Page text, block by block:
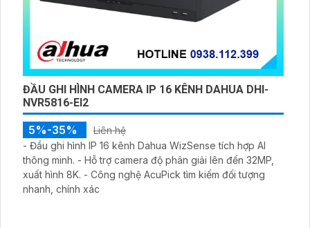
ĐẦU GHI HÌNH CAMERA IP 16 KÊNH DAHUA DHI-
NVR5816-EI2
5%-35%
Liên hệ
- Đầu ghi hình IP 16 kênh Dahua WizSense tích hợp AI
thông minh. - Hỗ trợ camera độ phân giải lên đến 32MP,
xuất hình 8K. - Công nghệ AcuPick tìm kiếm đối tượng
nhanh, chính xác